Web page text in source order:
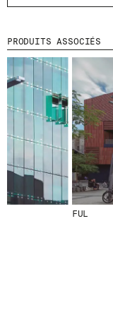
PRODUITS ASSOCIÉS
FUL
© 2026 ESCOFET 1886 S.A.